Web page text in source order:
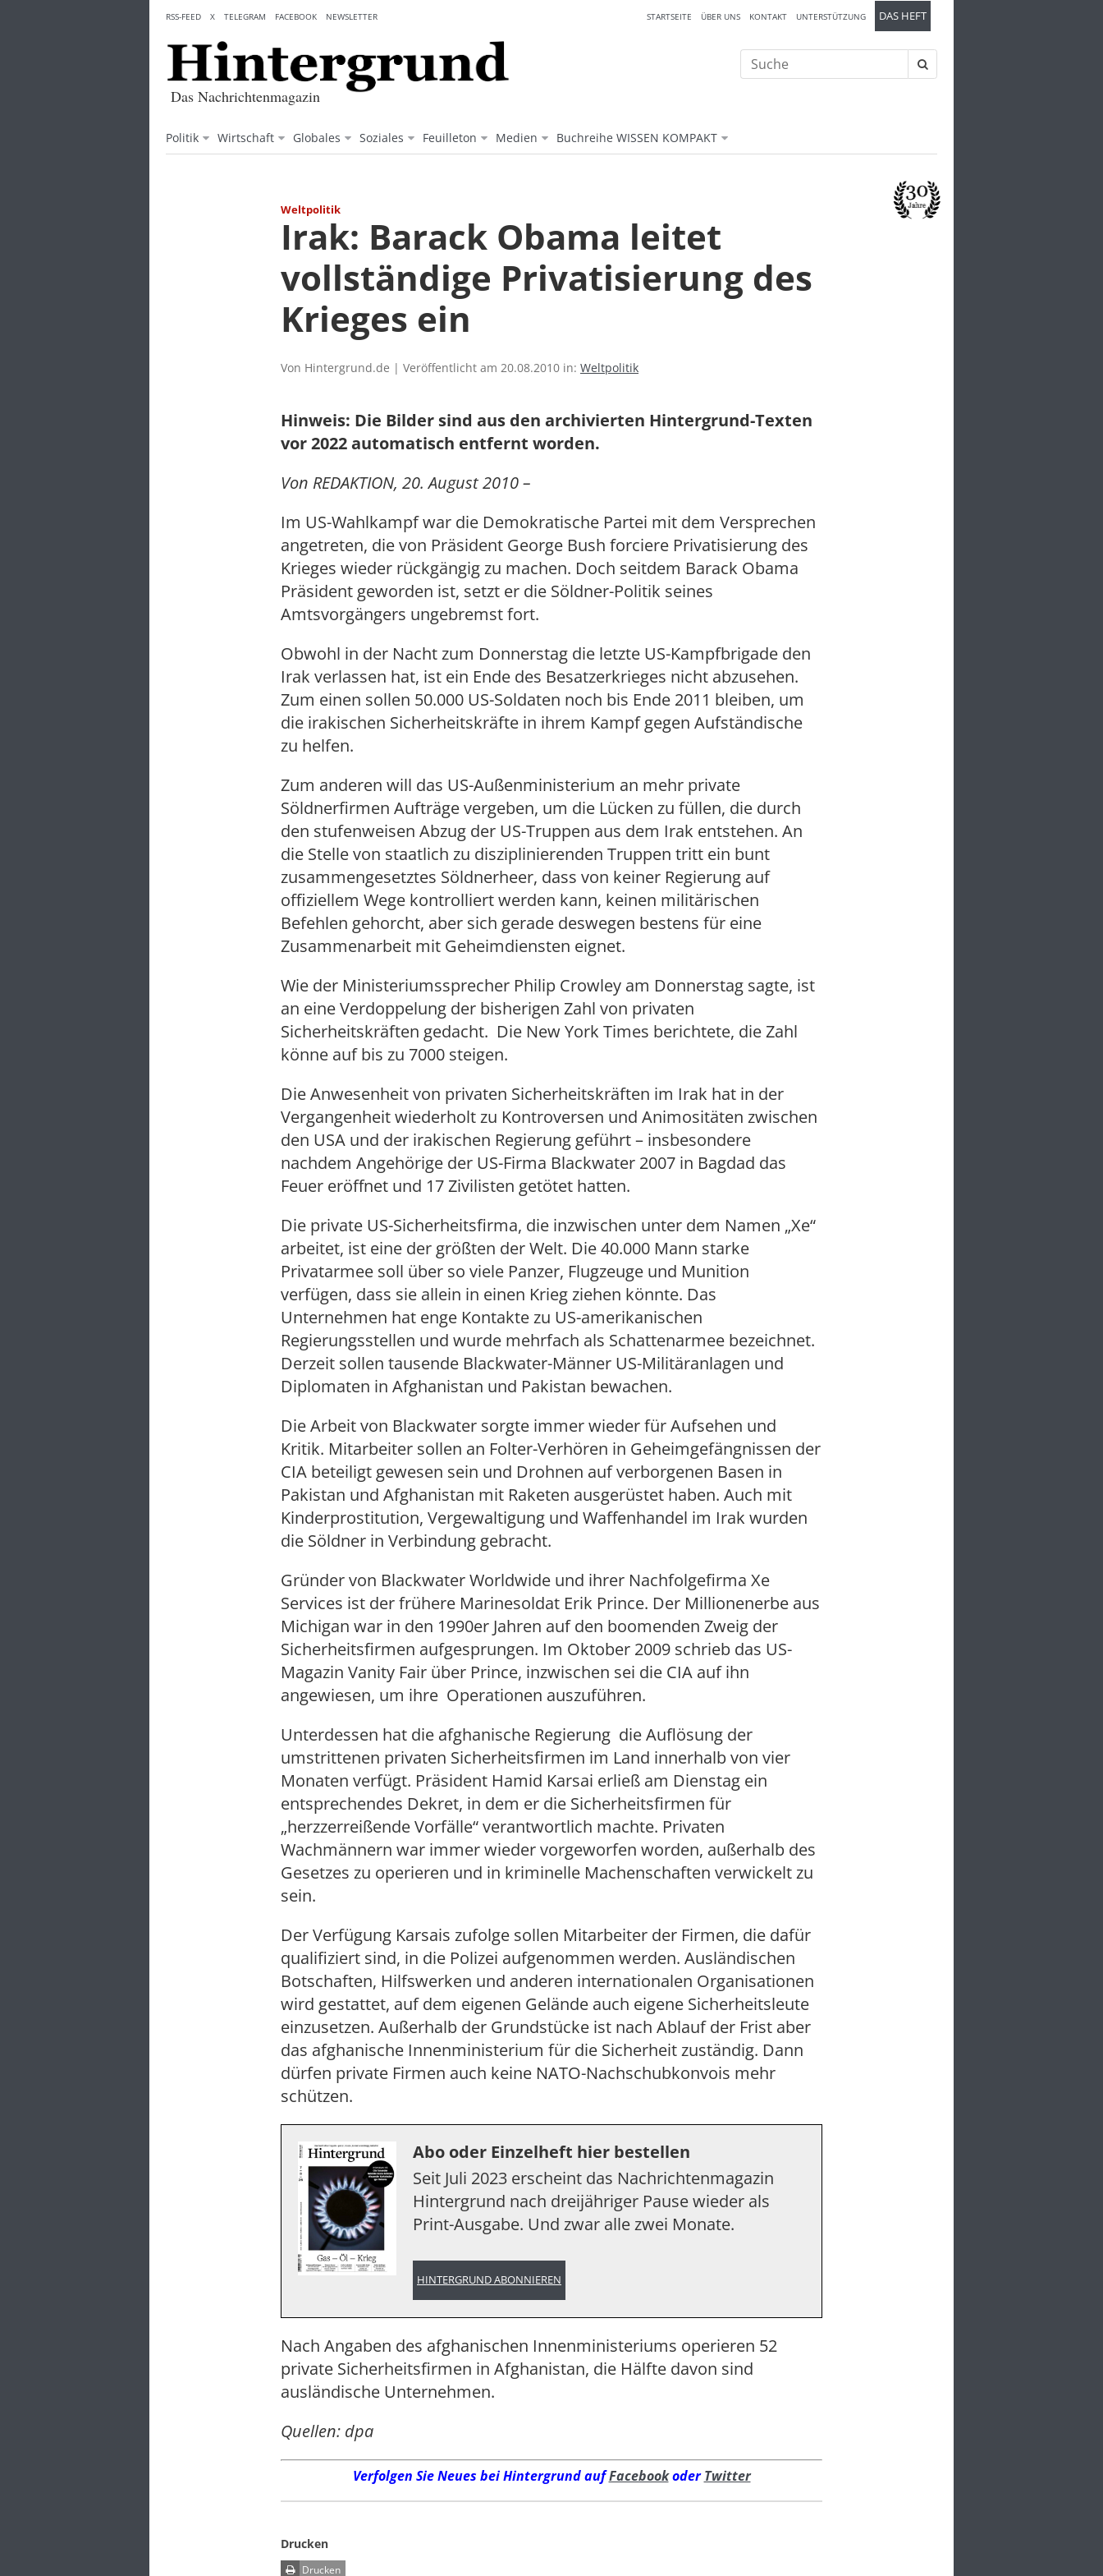
content
Das Nachrichtenmagazin
Politik Wirtschaft Globales Soziales Feuilleton Medien Buchreihe WISSEN KOMPAKT
STARTSEITE ÜBER UNS KONTAKT UNTERSTÜTZUNG DAS HEFT
RSS-FEED X TELEGRAM FACEBOOK NEWSLETTER
Suche
nach:
Weltpolitik
Irak: Barack Obama leitet
vollständige Privatisierung des
Krieges ein
Von Hintergrund.de | Veröffentlicht am 20.08.2010 in: Weltpolitik
Hinweis: Die Bilder sind aus den archivierten Hintergrund-Texten
vor 2022 automatisch entfernt worden.
Von REDAKTION, 20. August 2010 –
Im US-Wahlkampf war die Demokratische Partei mit dem Versprechen
angetreten, die von Präsident George Bush forciere Privatisierung des
Krieges wieder rückgängig zu machen. Doch seitdem Barack Obama
Präsident geworden ist, setzt er die Söldner-Politik seines
Amtsvorgängers ungebremst fort.
Obwohl in der Nacht zum Donnerstag die letzte US-Kampfbrigade den
Irak verlassen hat, ist ein Ende des Besatzerkrieges nicht abzusehen.
Zum einen sollen 50.000 US-Soldaten noch bis Ende 2011 bleiben, um
die irakischen Sicherheitskräfte in ihrem Kampf gegen Aufständische
zu helfen.
Zum anderen will das US-Außenministerium an mehr private
Söldnerfirmen Aufträge vergeben, um die Lücken zu füllen, die durch
den stufenweisen Abzug der US-Truppen aus dem Irak entstehen. An
die Stelle von staatlich zu disziplinierenden Truppen tritt ein bunt
zusammengesetztes Söldnerheer, dass von keiner Regierung auf
offiziellem Wege kontrolliert werden kann, keinen militärischen
Befehlen gehorcht, aber sich gerade deswegen bestens für eine
Zusammenarbeit mit Geheimdiensten eignet.
Wie der Ministeriumssprecher Philip Crowley am Donnerstag sagte, ist
an eine Verdoppelung der bisherigen Zahl von privaten
Sicherheitskräften gedacht. Die New York Times berichtete, die Zahl
könne auf bis zu 7000 steigen.
Die Anwesenheit von privaten Sicherheitskräften im Irak hat in der
Vergangenheit wiederholt zu Kontroversen und Animositäten zwischen
den USA und der irakischen Regierung geführt – insbesondere
nachdem Angehörige der US-Firma Blackwater 2007 in Bagdad das
Feuer eröffnet und 17 Zivilisten getötet hatten.
Die private US-Sicherheitsfirma, die inzwischen unter dem Namen „Xe“
arbeitet, ist eine der größten der Welt. Die 40.000 Mann starke
Privatarmee soll über so viele Panzer, Flugzeuge und Munition
verfügen, dass sie allein in einen Krieg ziehen könnte. Das
Unternehmen hat enge Kontakte zu US-amerikanischen
Regierungsstellen und wurde mehrfach als Schattenarmee bezeichnet.
Derzeit sollen tausende Blackwater-Männer US-Militäranlagen und
Diplomaten in Afghanistan und Pakistan bewachen.
Die Arbeit von Blackwater sorgte immer wieder für Aufsehen und
Kritik. Mitarbeiter sollen an Folter-Verhören in Geheimgefängnissen der
CIA beteiligt gewesen sein und Drohnen auf verborgenen Basen in
Pakistan und Afghanistan mit Raketen ausgerüstet haben. Auch mit
Kinderprostitution, Vergewaltigung und Waffenhandel im Irak wurden
die Söldner in Verbindung gebracht.
Gründer von Blackwater Worldwide und ihrer Nachfolgefirma Xe
Services ist der frühere Marinesoldat Erik Prince. Der Millionenerbe aus
Michigan war in den 1990er Jahren auf den boomenden Zweig der
Sicherheitsfirmen aufgesprungen. Im Oktober 2009 schrieb das US-
Magazin Vanity Fair über Prince, inzwischen sei die CIA auf ihn
angewiesen, um ihre Operationen auszuführen.
Unterdessen hat die afghanische Regierung die Auflösung der
umstrittenen privaten Sicherheitsfirmen im Land innerhalb von vier
Monaten verfügt. Präsident Hamid Karsai erließ am Dienstag ein
entsprechendes Dekret, in dem er die Sicherheitsfirmen für
„herzzerreißende Vorfälle“ verantwortlich machte. Privaten
Wachmännern war immer wieder vorgeworfen worden, außerhalb des
Gesetzes zu operieren und in kriminelle Machenschaften verwickelt zu
sein.
Der Verfügung Karsais zufolge sollen Mitarbeiter der Firmen, die dafür
qualifiziert sind, in die Polizei aufgenommen werden. Ausländischen
Botschaften, Hilfswerken und anderen internationalen Organisationen
wird gestattet, auf dem eigenen Gelände auch eigene Sicherheitsleute
einzusetzen. Außerhalb der Grundstücke ist nach Ablauf der Frist aber
das afghanische Innenministerium für die Sicherheit zuständig. Dann
dürfen private Firmen auch keine NATO-Nachschubkonvois mehr
schützen.
Abo oder Einzelheft hier bestellen
Seit Juli 2023 erscheint das Nachrichtenmagazin
Hintergrund nach dreijähriger Pause wieder als
Print-Ausgabe. Und zwar alle zwei Monate.
HINTERGRUND ABONNIEREN
Nach Angaben des afghanischen Innenministeriums operieren 52
private Sicherheitsfirmen in Afghanistan, die Hälfte davon sind
ausländische Unternehmen.
Quellen: dpa
Verfolgen Sie Neues bei Hintergrund aufFacebookoderTwitter
Drucken
Drucken